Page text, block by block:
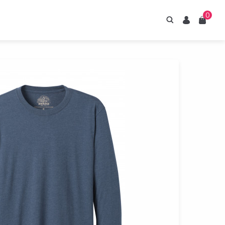
ESTIAN
naše sirupy
umělých sladidel.
HledáníUživatelKošík
0